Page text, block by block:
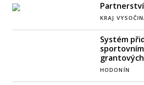
KRAJ
Systém
HODONÍN